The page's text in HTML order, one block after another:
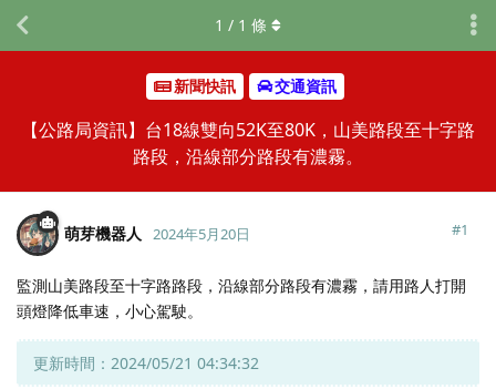
新聞快訊 交通資訊
【公路局資訊】台18線雙向52K至80K，山美路段至十字路
路段，沿線部分路段有濃霧。
1 / 1 條
萌芽機器人 2024年5月20日 #1
監測山美路段至十字路路段，沿線部分路段有濃霧，請用路人打開
頭燈降低車速，小心駕駛。
更新時間：2024/05/21 04:34:32